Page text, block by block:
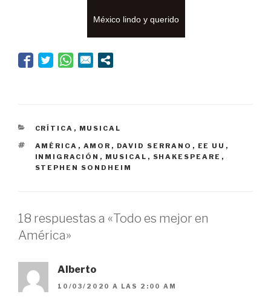
México lindo y querido
CATEGORÍAS
CRÍTICA , MUSICAL
ETIQUETAS
AMÉRICA , AMOR , DAVID SERRANO , EE UU ,
INMIGRACIÓN , MUSICAL , SHAKESPEARE ,
STEPHEN SONDHEIM
18 respuestas a «Todo es mejor en
América»
Alberto
10/03/2020 A LAS 2:00 AM